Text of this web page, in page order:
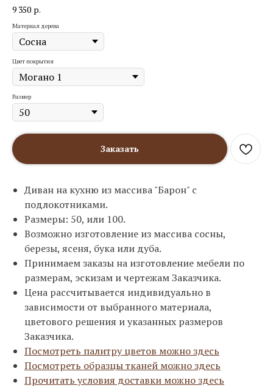
9 350 р.
Материал дерева
Цвет покрытия
Размер
Заказать
Диван на кухню из массива "Барон" с
подлокотниками.
Размеры: 50, или 100.
Возможно изготовление из массива сосны,
березы, ясеня, бука или дуба.
Принимаем заказы на изготовление мебели по
размерам, эскизам и чертежам Заказчика.
Цена рассчитывается индивидуально в
зависимости от выбранного материала,
цветового решения и указанных размеров
Заказчика.
Посмотреть палитру цветов можно здесь
Посмотреть образцы тканей можно здесь
Прочитать условия доставки можно здесь